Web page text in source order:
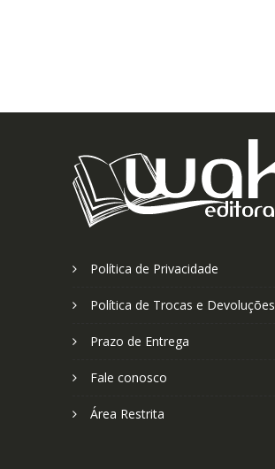
Política de Privacidade
Política de Trocas e Devoluções
Prazo de Entrega
Fale conosco
Área Restrita